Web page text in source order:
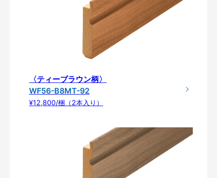
〈ティーブラウン柄〉
WF56-B8MT-92
¥12,800/梱（2本入り）